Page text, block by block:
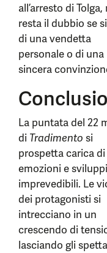
all’arresto di Tolga,
resta il dubbio se
di una vendetta
personale o di una
sincera
La puntata del 22
di Tradimento si
prospetta carica di
emozioni e sviluppi
imprevedibili. Le
dei protagonisti si
intrecciano in un
crescendo di
lasciando gli